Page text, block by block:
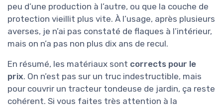
peu d’une production à l’autre, ou que la couche de
protection vieillit plus vite. À l’usage, après plusieurs
averses, je n’ai pas constaté de flaques à l’intérieur,
mais on n’a pas non plus dix ans de recul.
En résumé, les matériaux sont corrects pour le
prix. On n’est pas sur un truc indestructible, mais
pour couvrir un tracteur tondeuse de jardin, ça reste
cohérent. Si vous faites très attention à la